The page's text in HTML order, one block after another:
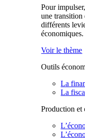
Pour
une transition
différents
économiques.
Voir le thème
Outils
La
La
Production et